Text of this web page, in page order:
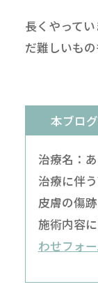
長くやって
だ難しいも
本ブロ
治療名：
治療に伴
皮膚の傷
施術内容
わせフォ